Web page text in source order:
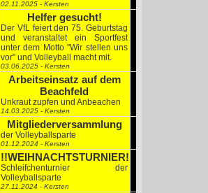
02.11.2025 - Kersten
Helfer gesucht!
Der VfL feiert den 75. Geburtstag
und veranstaltet ein Sportfest
unter dem Motto "Wir stellen uns
vor" und Volleyball macht mit.
03.06.2025 - Kersten
Arbeitseinsatz auf dem
Beachfeld
Unkraut zupfen und Anbeachen
14.03.2025 - Kersten
Mitgliederversammlung
der Volleyballsparte
01.12.2024 - Kersten
!!WEIHNACHTSTURNIER!!
Schleifchenturnier der
Volleyballsparte
27.11.2024 - Kersten